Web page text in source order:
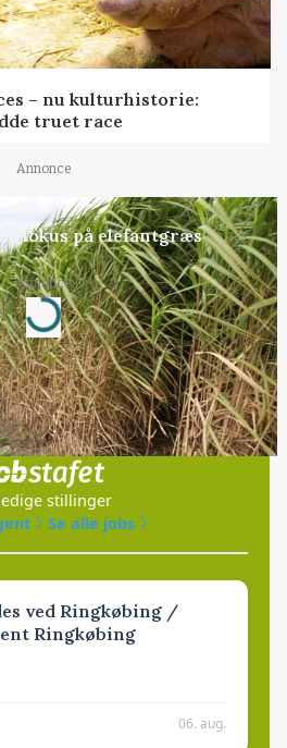
– nu kulturhistorie:
truet race
Annonce
fokus på elefantgræs
Annonce
Jobs
med
stillinger
Se alle jobs
ved Ringkøbing /
Ringkøbing
06. aug.